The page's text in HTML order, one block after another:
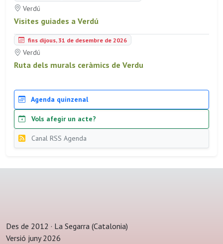
Verdú
Visites guiades a Verdú
fins dijous, 31 de desembre de 2026
Verdú
Ruta dels murals ceràmics de Verdu
Agenda quinzenal
Vols afegir un acte?
Canal RSS Agenda
Des de 2012 · La Segarra (Catalonia)
Versió juny 2026